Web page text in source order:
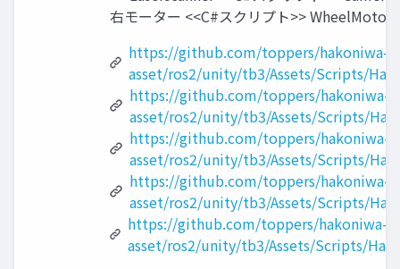
右モーター <<C#スクリプト>>
https://github.com/toppers/hakoniwa-
asset/ros2/unity/tb3/Assets/Scripts/
https://github.com/toppers/hakoniwa-
asset/ros2/unity/tb3/Assets/Scripts/
https://github.com/toppers/hakoniwa-
asset/ros2/unity/tb3/Assets/Scripts/
https://github.com/toppers/hakoniwa-
asset/ros2/unity/tb3/Assets/Scripts/
https://github.com/toppers/hakoniwa-
asset/ros2/unity/tb3/Assets/Scripts/